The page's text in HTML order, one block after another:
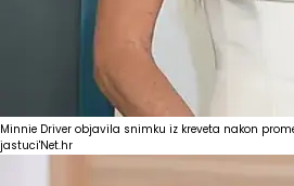
Minnie Driver objavila snimku iz kreveta nakon
jastuci'Net.hr